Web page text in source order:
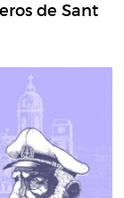
de Sant